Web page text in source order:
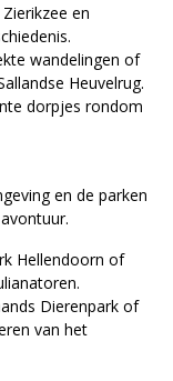
en
wandelingen of
Heuvelrug.
dorpjes rondom
en de parken
Hellendoorn of
Dierenpark of
van het